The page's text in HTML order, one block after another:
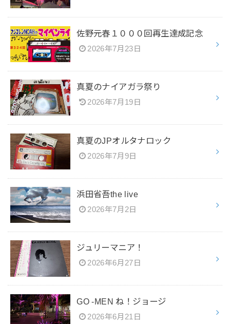
佐野元春１０００回再生達成記念
2026年7月23日
真夏のナイアガラ祭り
2026年7月19日
真夏のJPオルタナロック
2026年7月9日
浜田省吾the live
2026年7月2日
ジュリーマニア！
2026年6月27日
GO -MEN ね！ジョージ
2026年6月21日